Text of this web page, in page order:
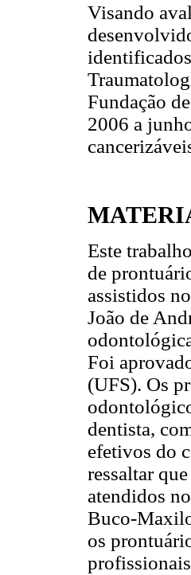
Visando
Fundação
2006 a
Este
de
assistidos
João de
Foi
(UFS). Os
dentista,
efetivos do
ressaltar
atendidos
Buco-
os